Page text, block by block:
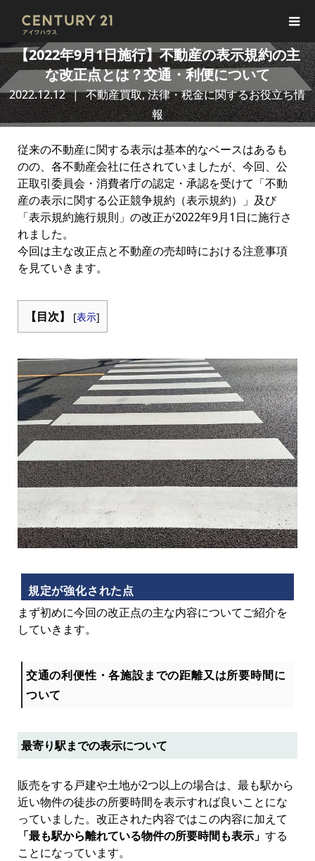
【2022年9月1日施行】不動産の表示規約の主
な改正点とは？交通・利便について
2022.12.12 不動産買取,法律・税金に関するお役立ち情
報
従来の不動産に関する表示は基本的なベースはあるも
のの、各不動産会社に任されていましたが、今回、公
正取引委員会・消費者庁の認定・承認を受けて「不動
産の表示に関する公正競争規約（表示規約）」及び
「表示規約施行規則」の改正が2022年9月1日に施行さ
れました。
今回は主な改正点と不動産の売却時における注意事項
を見ていきます。
【目次】 [表示]
規定が強化された点
まず初めに今回の改正点の主な内容についてご紹介を
していきます。
交通の利便性・各施設までの距離又は所要時間に
ついて
最寄り駅までの表示について
販売をする戸建や土地が2つ以上の場合は、最も駅から
近い物件の徒歩の所要時間を表示すれば良いことにな
っていました。改正された内容ではこの内容に加えて
「最も駅から離れている物件の所要時間も表示」 する
ことになっています。